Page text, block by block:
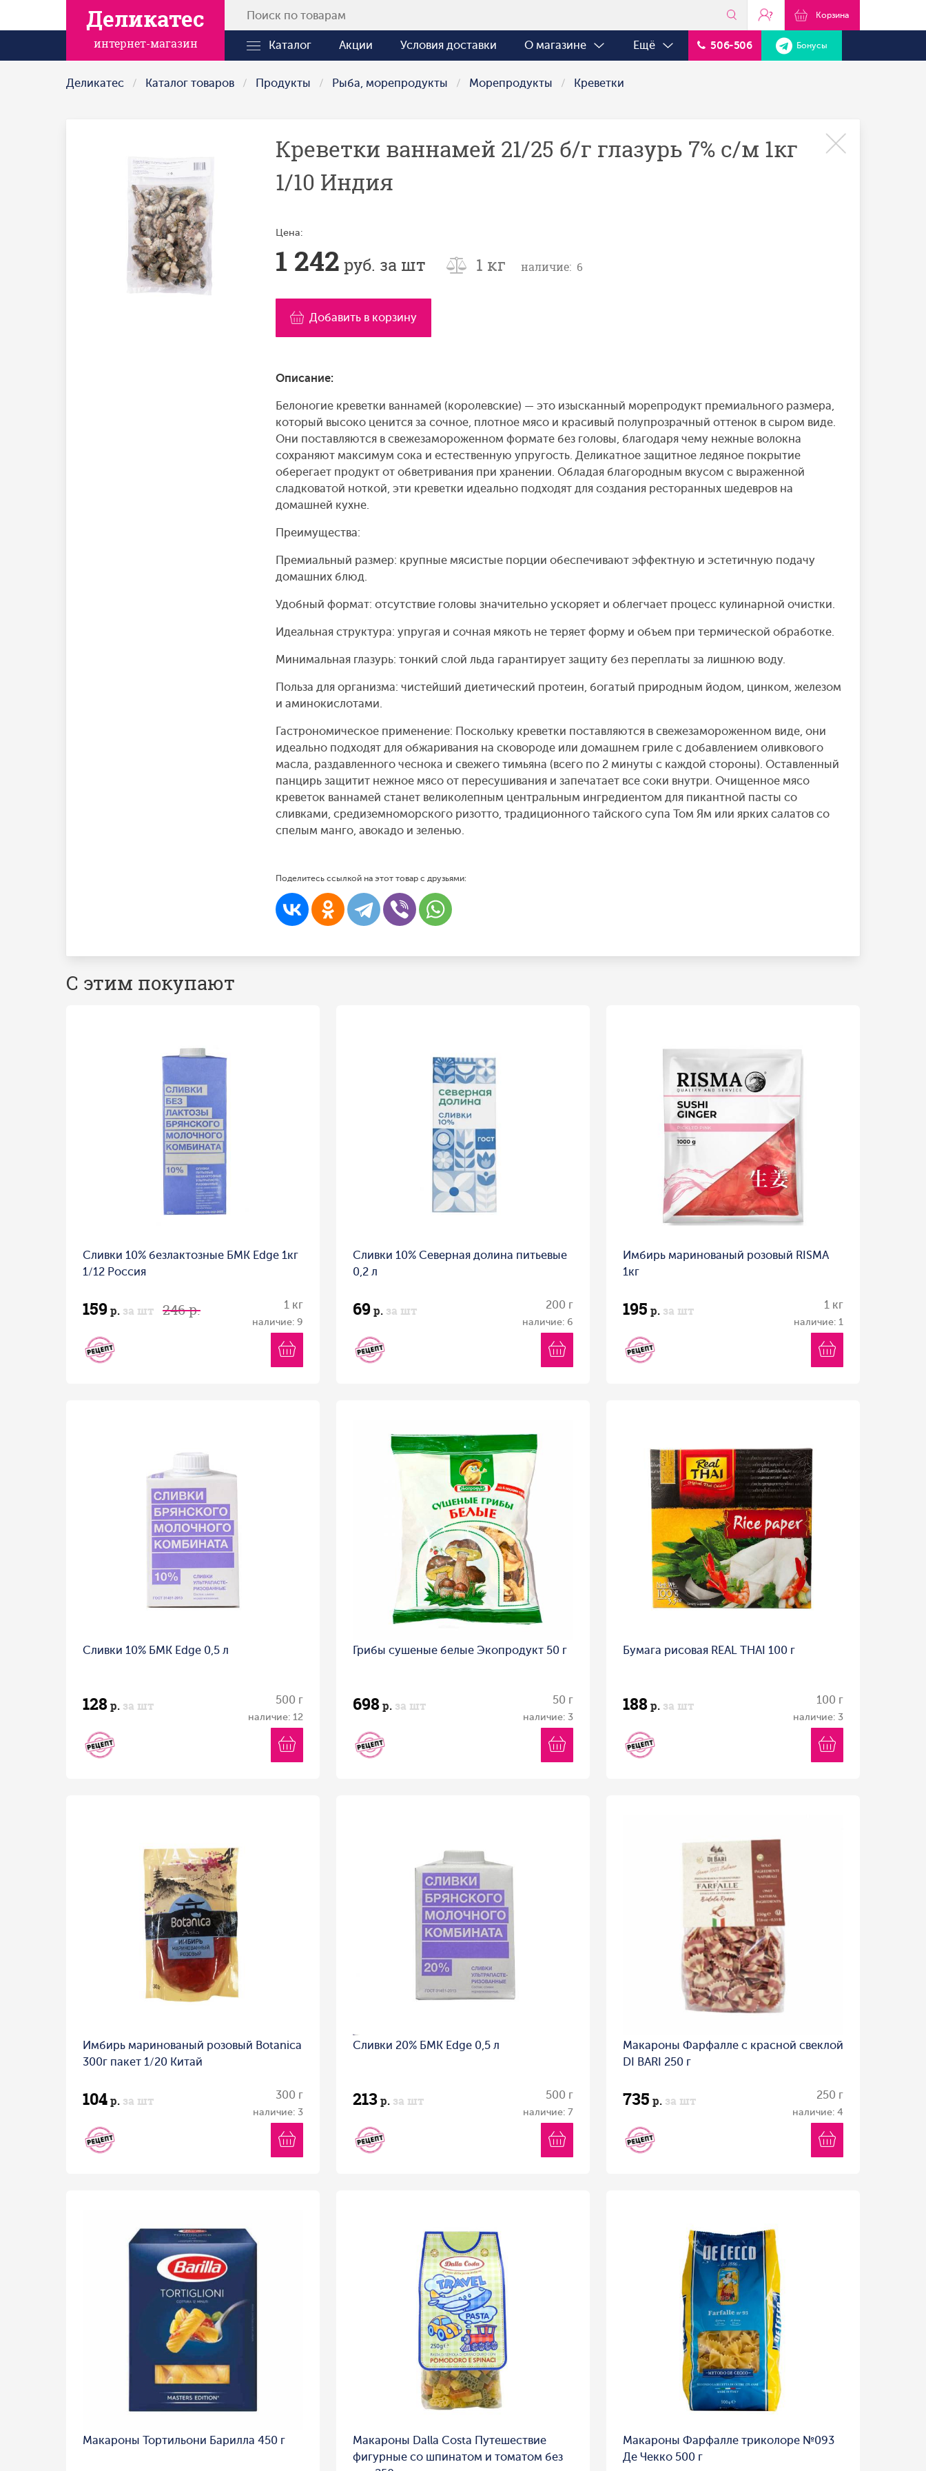
Деликатес
интернет-магазин
? Корзина
Каталог Акции Условия доставки О магазине Ещё 506-506 Бонусы
Деликатес Каталог товаров Продукты Рыба, морепродукты Морепродукты Креветки
Креветки ваннамей 21/25 б/г глазурь 7% с/м 1кг
1/10 Индия
Цена:
1 242 руб. за шт 1 кг наличие: 6
Добавить в корзину
Описание:
Белоногие креветки ваннамей (королевские) — это изысканный морепродукт премиального размера,
который высоко ценится за сочное, плотное мясо и красивый полупрозрачный оттенок в сыром виде.
Они поставляются в свежезамороженном формате без головы, благодаря чему нежные волокна
сохраняют максимум сока и естественную упругость. Деликатное защитное ледяное покрытие
оберегает продукт от обветривания при хранении. Обладая благородным вкусом с выраженной
сладковатой ноткой, эти креветки идеально подходят для создания ресторанных шедевров на
домашней кухне.
Преимущества:
Премиальный размер: крупные мясистые порции обеспечивают эффектную и эстетичную подачу
домашних блюд.
Удобный формат: отсутствие головы значительно ускоряет и облегчает процесс кулинарной очистки.
Идеальная структура: упругая и сочная мякоть не теряет форму и объем при термической обработке.
Минимальная глазурь: тонкий слой льда гарантирует защиту без переплаты за лишнюю воду.
Польза для организма: чистейший диетический протеин, богатый природным йодом, цинком, железом
и аминокислотами.
Гастрономическое применение: Поскольку креветки поставляются в свежезамороженном виде, они
идеально подходят для обжаривания на сковороде или домашнем гриле с добавлением оливкового
масла, раздавленного чеснока и свежего тимьяна (всего по 2 минуты с каждой стороны). Оставленный
панцирь защитит нежное мясо от пересушивания и запечатает все соки внутри. Очищенное мясо
креветок ваннамей станет великолепным центральным ингредиентом для пикантной пасты со
сливками, средиземноморского ризотто, традиционного тайского супа Том Ям или ярких салатов со
спелым манго, авокадо и зеленью.
Поделитесь ссылкой на этот товар с друзьями:
С этим покупают
Сливки 10% безлактозные БМК Edge 1кг
1/12 Россия
159р. за шт 246 р. 1 кг
наличие: 9
Сливки 10% Северная долина питьевые
0,2 л
69р. за шт 200 г
наличие: 6
Имбирь маринованый розовый RISMA
1кг
195 р. за шт 1 кг
наличие: 1
Сливки 10% БМК Edge 0,5 л
128р. за шт 500 г
наличие: 12
Грибы сушеные белые Экопродукт 50 г
698р. за шт 50 г
наличие: 3
Бумага рисовая REAL THAI 100 г
188р. за шт 100 г
наличие: 3
Имбирь маринованый розовый Botanica
300г пакет 1/20 Китай
104р. за шт 300 г
наличие: 3
Сливки 20% БМК Edge 0,5 л
213р. за шт 500 г
наличие: 7
Макароны Фарфалле с красной свеклой
DI BARI 250 г
735 р. за шт 250 г
наличие: 4
Макароны Тортильони Барилла 450 г
Макароны Dalla Costa Путешествие
фигурные со шпинатом и томатом без
Макароны Фарфалле триколоре №093
Де Чекко 500 г